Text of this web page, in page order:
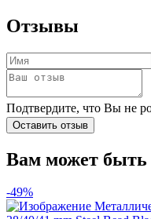
Отзывы
Подтвердите, что Вы не
Оставить отзыв
Вам может быть
-49%